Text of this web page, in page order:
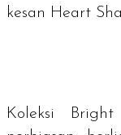
kesan Heart
Koleksi